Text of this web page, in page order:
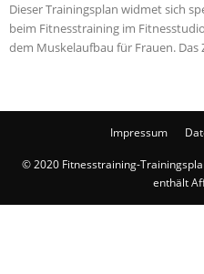
Dieser Trainingsplan widmet sich
beim Fitnesstraining im
dem Muskelaufbau für Frauen. Das
Impressum
© 2020 Fitnesstraining-
enthält